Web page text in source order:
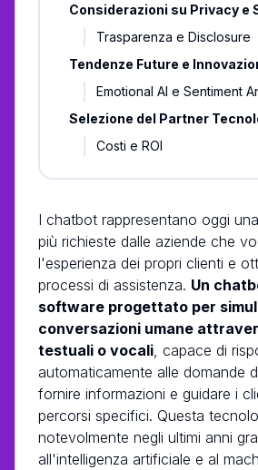
Considerazioni su Privacy e
Trasparenza e Disclosure
Tendenze Future e
Emotional AI e Sentiment
Selezione del Partner
Costi e ROI
I chatbot rappresentano oggi
più richieste dalle aziende che
l'esperienza dei propri clienti e
processi di assistenza. Un
software progettato per
conversazioni umane
testuali o vocali , capace di
automaticamente alle domande
fornire informazioni e guidare i
percorsi specifici. Questa
notevolmente negli ultimi anni
all'intelligenza artificiale e al